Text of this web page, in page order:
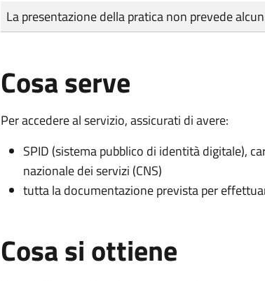
Tipo di pagamento
Importo
La presentazione della pratica non prevede
Cosa serve
Per accedere al servizio, assicurati di avere:
SPID (sistema pubblico di identità digitale),
nazionale dei servizi (CNS)
tutta la documentazione prevista per
Cosa si ottiene